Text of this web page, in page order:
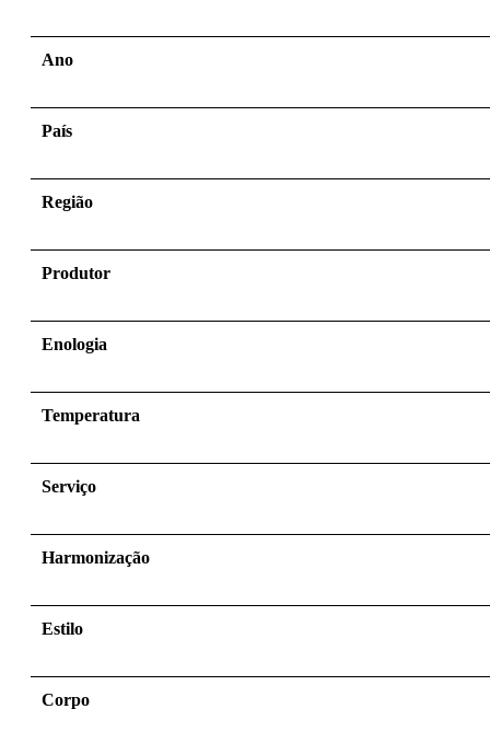
Ano
País
Região
Produtor
Enologia
Temperatura
Serviço
Harmonização
Estilo
Corpo